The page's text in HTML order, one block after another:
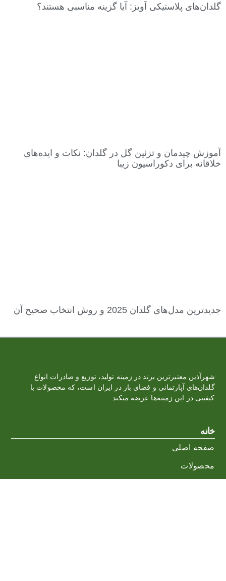
گلدان‌های پلاستیکی آویز: آیا گزینه مناسبی هستند؟
آموزش چیدمان و تزئین گل در گلدان: نکات و ایده‌های
خلاقانه برای دکوراسیون زیبا
جدیدترین مدل‌های گلدان 2025 و روش انتخاب صحیح آن
شهرآذین معتبرترین برند در زمینه تولید، توزیع و صادرات انواع
گلدان‌‏های آپارتمانی و فضای باز در ایران است، که محصولات با
کیفیتی در این زمینه‌ها عرضه میکند.
خانه
صفحه اصلی
محصولات